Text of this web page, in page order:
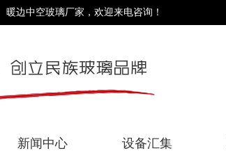
边中空玻璃厂家，欢迎来电咨询！
新闻中心 设备汇集